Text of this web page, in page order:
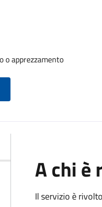
o apprezzamento
A chi è
Il servizio è